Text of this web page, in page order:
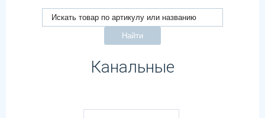
Найти
Канальные